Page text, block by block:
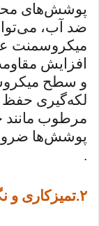
پوشش‌های
ضد آب،
میکروسمنت
افزایش
و سطح
لکه‌گیری
مرطوب مانند
پوشش‌ها
.
۲.تمیزکاری و